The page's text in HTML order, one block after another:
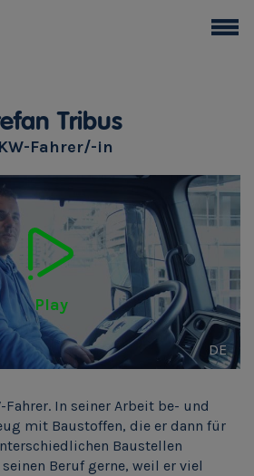
Tribus
Fahrer/-in
Play
DE
Fahrer. In seiner Arbeit be- und
mit Baustoffen, die er dann für
Baustellen
Beruf gerne, weil er viel